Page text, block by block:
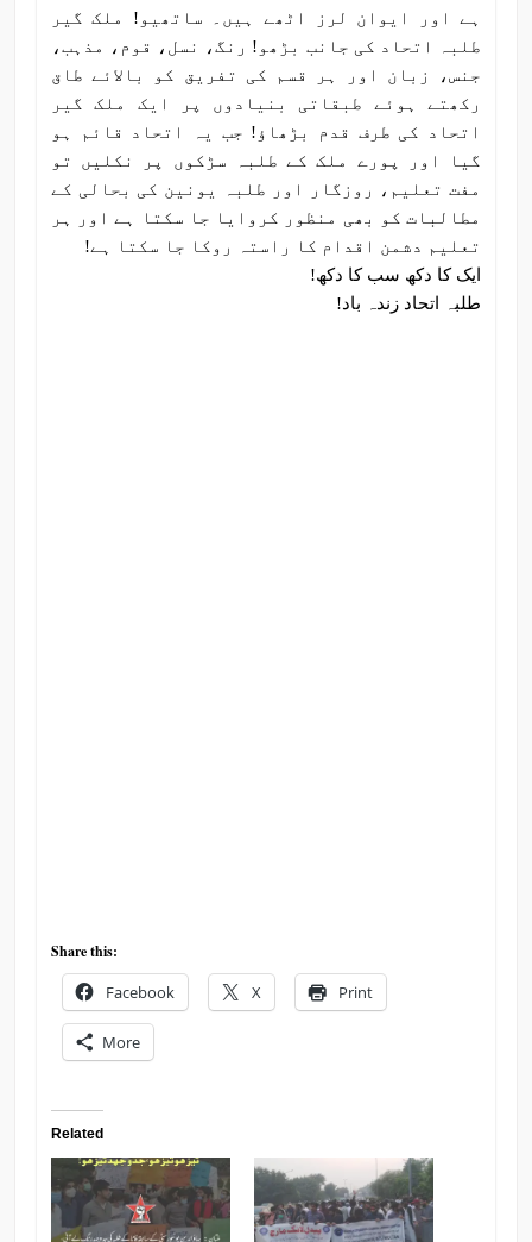
ہے اور ایوان لرز اٹھے ہیں۔ ساتھیو! ملک گیر
طلبہ اتحاد کی جانب بڑھو! رنگ، نسل، قوم، مذہب،
جنس، زبان اور ہر قسم کی تفریق کو بالائے طاق
رکھتے ہوئے طبقاتی بنیادوں پر ایک ملک گیر
اتحاد کی طرف قدم بڑھاؤ! جب یہ اتحاد قائم ہو
گیا اور پورے ملک کے طلبہ سڑکوں پر نکلیں تو
مفت تعلیم، روزگار اور طلبہ یونین کی بحالی کے
مطالبات کو بھی منظور کروایا جا سکتا ہے اور ہر
تعلیم دشمن اقدام کا راستہ روکا جا سکتا ہے!
ایک کا دکھ سب کا دکھ!
طلبہ اتحاد زندہ باد!
Share this:
Facebook X Print
More
Related